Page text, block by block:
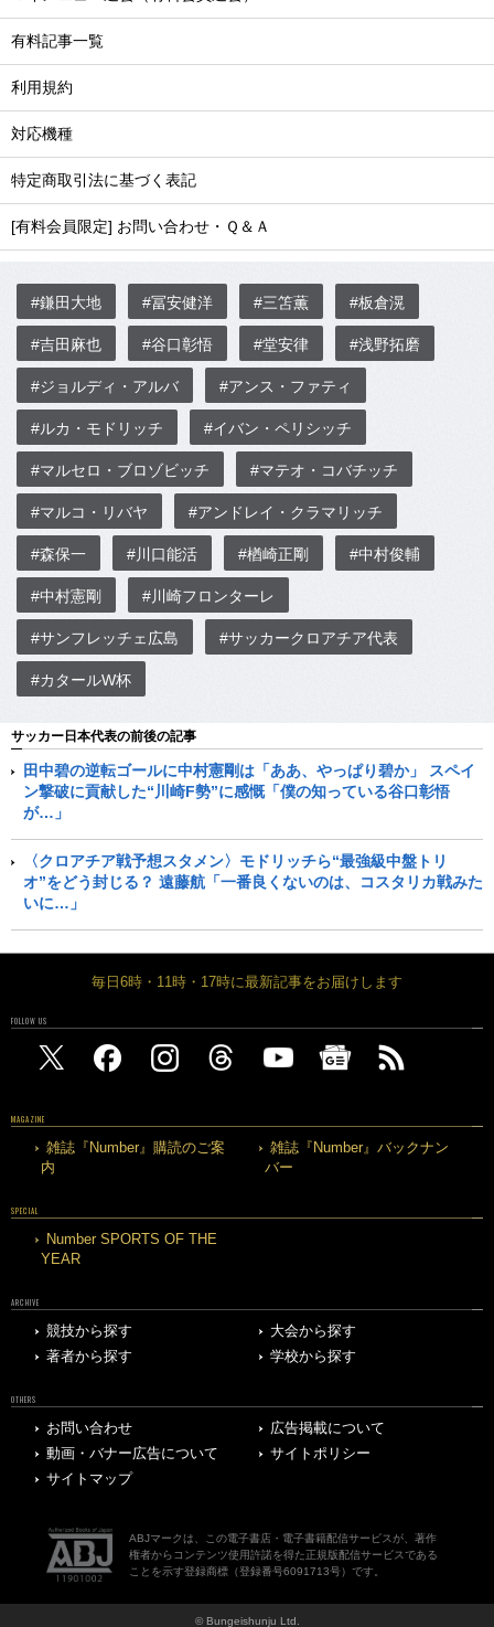
有料記事一覧
利用規約
対応機種
特定商取引法に基づく表記
[有料会員限定] お問い合わせ・Ｑ＆Ａ
#鎌田大地 #冨安健洋 #三笘薫 #板倉滉
#吉田麻也 #谷口彰悟 #堂安律 #浅野拓磨
#ジョルディ・アルバ #アンス・ファティ
#ルカ・モドリッチ #イバン・ペリシッチ
#マルセロ・ブロゾビッチ #マテオ・コバチッチ
#マルコ・リバヤ #アンドレイ・クラマリッチ
#森保一 #川口能活 #楢崎正剛 #中村俊輔
#中村憲剛 #川崎フロンターレ
#サンフレッチェ広島 #サッカークロアチア代表
#カタールW杯
サッカー日本代表の前後の記事
田中碧の逆転ゴールに中村憲剛は「ああ、やっぱり碧か」 スペイ
ン撃破に貢献した“川崎F勢”に感慨「僕の知っている谷口彰悟
が…」
〈クロアチア戦予想スタメン〉モドリッチら“最強級中盤トリ
オ”をどう封じる？ 遠藤航「一番良くないのは、コスタリカ戦みた
いに…」
毎日6時・11時・17時に最新記事をお届けします
FOLLOW US
MAGAZINE
雑誌『Number』購読のご案
内
雑誌『Number』バックナン
バー
SPECIAL
Number SPORTS OF THE
YEAR
ARCHIVE
競技から探す
大会から探す
著者から探す
学校から探す
OTHERS
お問い合わせ
広告掲載について
動画・バナー広告について
サイトポリシー
サイトマップ
ABJマークは、この電子書店・電子書籍配信サービスが、著作
権者からコンテンツ使用許諾を得た正規版配信サービスである
ことを示す登録商標（登録番号6091713号）です。
© Bungeishunju Ltd.